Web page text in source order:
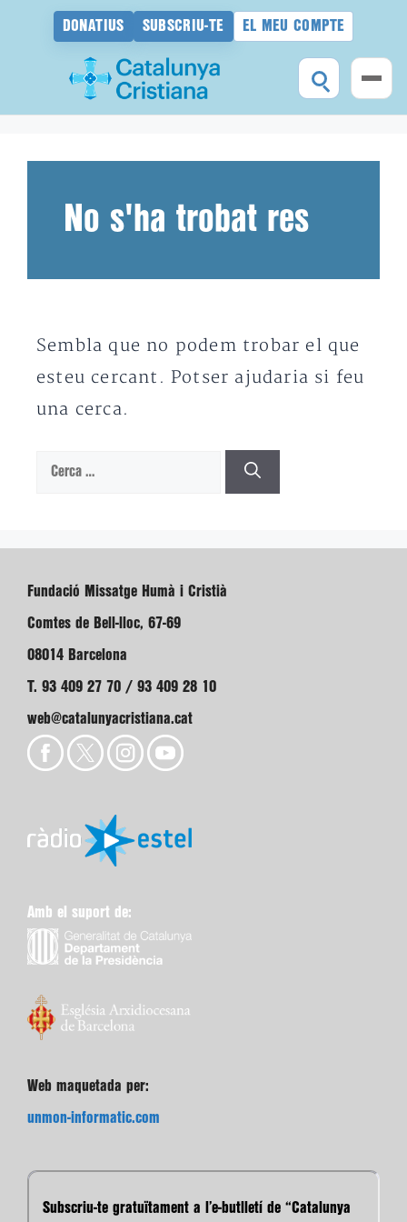
DONATIUS SUBSCRIU-TE EL MEU COMPTE
No s'ha trobat res
Sembla que no podem trobar el que
esteu cercant. Potser ajudaria si feu
una cerca.
Cerca:
Fundació Missatge Humà i Cristià
Comtes de Bell-lloc, 67-69
08014 Barcelona
T. 93 409 27 70 / 93 409 28 10
web@catalunyacristiana.cat
Amb el suport de:
Web maquetada per:
unmon-informatic.com
Subscriu-te gratuïtament a l’e-butlletí de “Catalunya